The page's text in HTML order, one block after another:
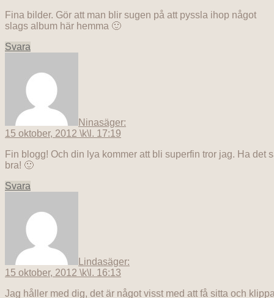
Fina bilder. Gör att man blir sugen på att pyssla ihop något
slags album här hemma 🙂
Svara
Ninasäger:
15 oktober, 2012 \k\l. 17:19
Fin blogg! Och din lya kommer att bli superfin tror jag. Ha det
bra! 🙂
Svara
Lindasäger:
15 oktober, 2012 \k\l. 16:13
Jag håller med dig, det är något visst med att få sitta och